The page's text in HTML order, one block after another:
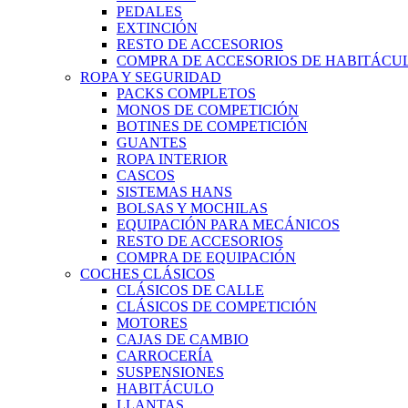
PEDALES
EXTINCIÓN
RESTO DE ACCESORIOS
COMPRA DE ACCESORIOS DE
ROPA Y SEGURIDAD
PACKS COMPLETOS
MONOS DE COMPETICIÓN
BOTINES DE COMPETICIÓN
GUANTES
ROPA INTERIOR
CASCOS
SISTEMAS HANS
BOLSAS Y MOCHILAS
EQUIPACIÓN PARA MECÁNICOS
RESTO DE ACCESORIOS
COMPRA DE EQUIPACIÓN
COCHES CLÁSICOS
CLÁSICOS DE CALLE
CLÁSICOS DE COMPETICIÓN
MOTORES
CAJAS DE CAMBIO
CARROCERÍA
SUSPENSIONES
HABITÁCULO
LLANTAS